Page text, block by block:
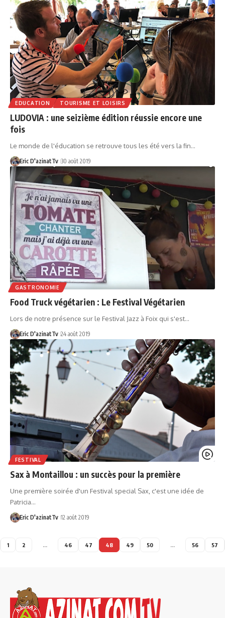
EDUCATION TOURISME ET LOISIRS
LUDOVIA : une seizième édition réussie encore une
fois
Le monde de l'éducation se retrouve tous les été vers la fin…
Eric D'azinatTv 30 août 2019
GASTRONOMIE
Food Truck végétarien : Le Festival Végétarien
Lors de notre présence sur le Festival Jazz à Foix qui s'est…
Eric D'azinatTv 24 août 2019
FESTIVAL
Sax à Montaillou : un succès pour la première
Une première soirée d'un Festival special Sax, c'est une idée de
Patricia…
Eric D'azinatTv 12 août 2019
1 2 … 46 47 48 49 50 … 56 57